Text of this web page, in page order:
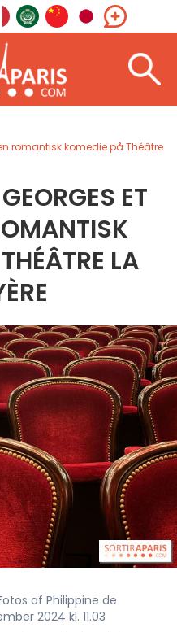
romantisk komedie på Théâtre
ET
LA
af Philippine de
2024 kl. 11.03